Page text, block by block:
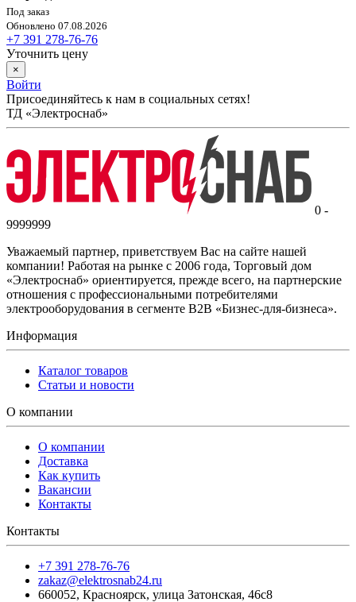
Под заказ
Обновлено 07.08.2026
+7 391 278-76-76
Уточнить цену
×
Войти
Присоединяйтесь к нам в социальных сетях!
ТД «Электроснаб»
0 -
9999999
Уважаемый партнер, приветствуем Вас на сайте нашей
компании! Работая на рынке с 2006 года, Торговый дом
«Электроснаб» ориентируется, прежде всего, на партнерские
отношения с профессиональными потребителями
электрооборудования в сегменте B2B «Бизнес-для-бизнеса».
Информация
Каталог товаров
Статьи и новости
О компании
О компании
Доставка
Как купить
Вакансии
Контакты
Контакты
+7 391 278-76-76
zakaz@elektrosnab24.ru
660052, Красноярск, улица Затонская, 46с8